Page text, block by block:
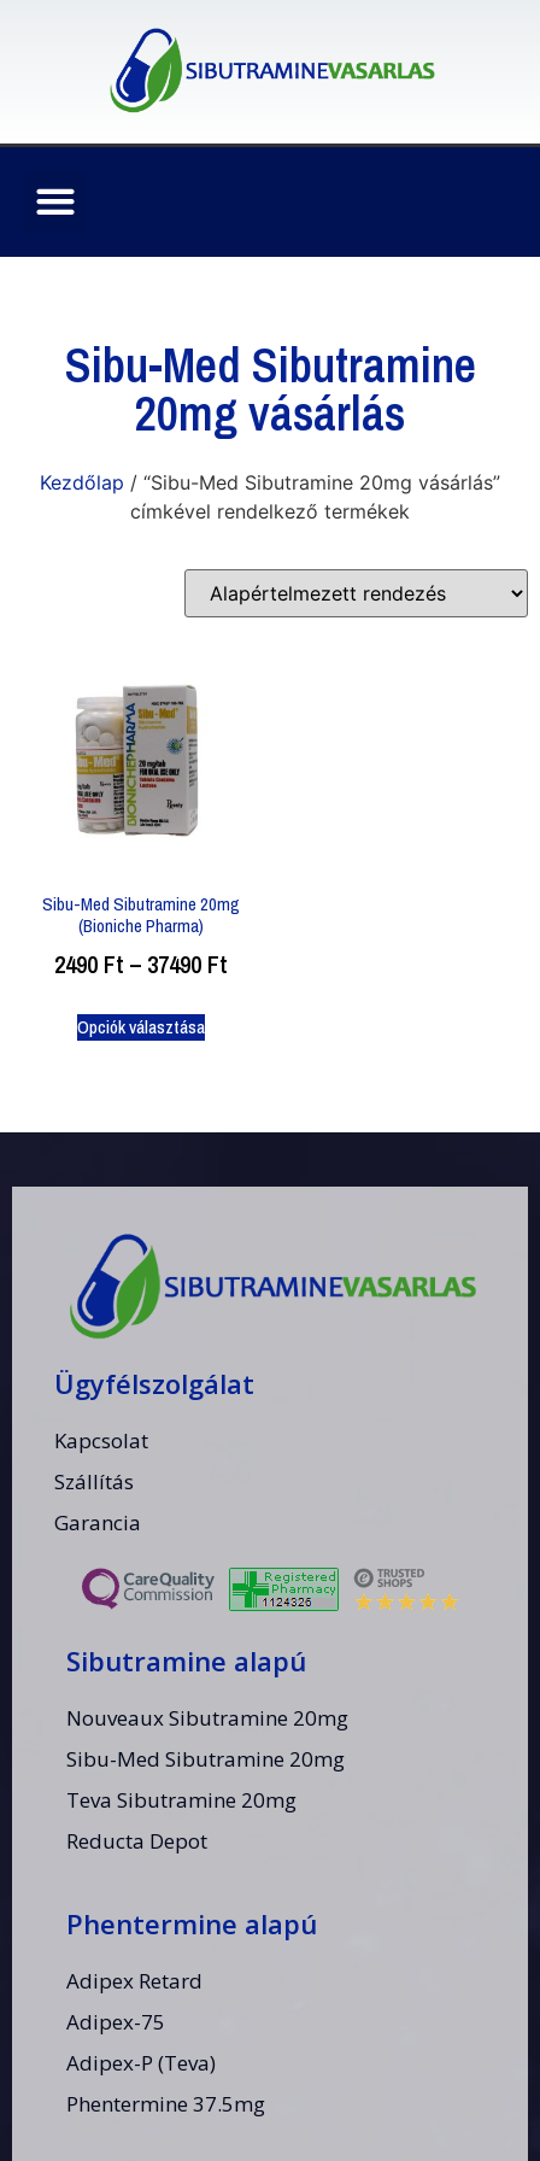
Sibu-Med Sibutramine
20mg vásárlás
Kezdőlap / “Sibu-Med Sibutramine 20mg vásárlás”
címkével rendelkező termékek
Sibu-Med Sibutramine 20mg
(Bioniche Pharma)
2490 Ft – 37490 Ft
Opciók választása
Ügyfélszolgálat
Kapcsolat
Szállítás
Garancia
Sibutramine alapú
Nouveaux Sibutramine 20mg
Sibu-Med Sibutramine 20mg
Teva Sibutramine 20mg
Reducta Depot
Phentermine alapú
Adipex Retard
Adipex-75
Adipex-P (Teva)
Phentermine 37.5mg